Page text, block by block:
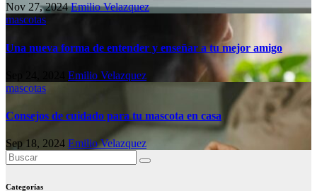
Nov 27, 2024Emilio Velazquez
mascotas
Una nueva forma de entender y enseñar a tu mejor amigo
Emilio Velazquez
mascotas
Consejos de cuidado para tu mascota en casa
Sep 18, 2024 Emilio Velazquez
Categorías